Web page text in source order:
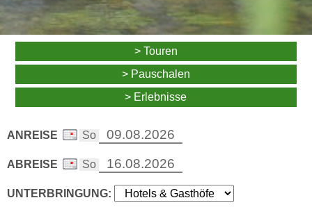
> Touren
> Pauschalen
> Erlebnisse
ANREISE
ABREISE
UNTERBRINGUNG: